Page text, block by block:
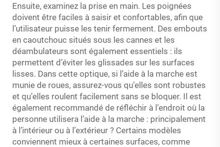
Ensuite, examinez la prise en main. Les poignées
doivent être faciles à saisir et confortables, afin que
l’utilisateur puisse les tenir fermement. Des embouts
en caoutchouc situés sous les cannes et les
déambulateurs sont également essentiels : ils
permettent d’éviter les glissades sur les surfaces
lisses. Dans cette optique, si l’aide à la marche est
munie de roues, assurez-vous qu’elles sont robustes
et qu’elles roulent facilement sans se bloquer. Il est
également recommandé de réfléchir à l’endroit où la
personne utilisera l’aide à la marche : principalement
à l’intérieur ou à l’extérieur ? Certains modèles
conviennent mieux à certaines surfaces, comme